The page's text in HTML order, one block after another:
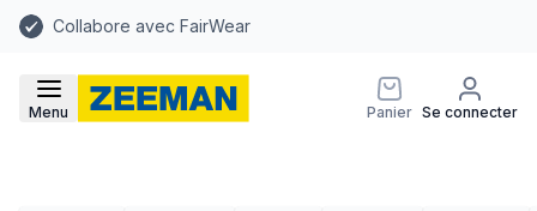
Collabore avec FairWear
Menu Panier Se connecter